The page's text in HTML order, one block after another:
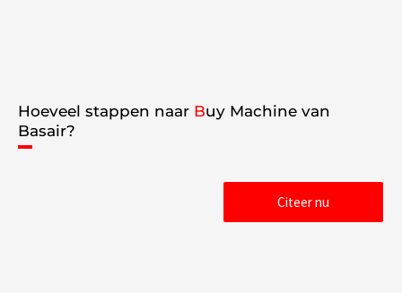
Hoeveel stappen naar Buy Machine van
Basair?
Citeer nu